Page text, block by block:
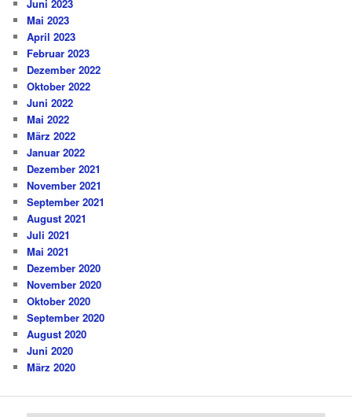
Juni 2023
Mai 2023
April 2023
Februar 2023
Dezember 2022
Oktober 2022
Juni 2022
Mai 2022
März 2022
Januar 2022
Dezember 2021
November 2021
September 2021
August 2021
Juli 2021
Mai 2021
Dezember 2020
November 2020
Oktober 2020
September 2020
August 2020
Juni 2020
März 2020